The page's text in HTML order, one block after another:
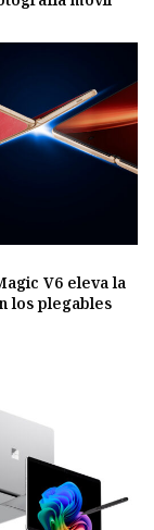
V6 eleva la
los plegables